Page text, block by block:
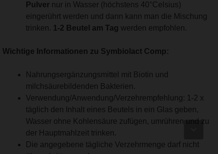
Pulver nur in Wasser (höchstens 40°Celsius)
eingerührt werden und dann kann man die Mischung
trinken. 1-2 Beutel am Tag werden empfohlen.
Wichtige Informationen zu Symbiolact Comp:
Nahrungsergänzungsmittel mit Biotin und
milchsäurebildenden Bakterien.
Verwendung/Anwendung/Verzehrempfehlung: 1-2 x
täglich den Inhalt eines Beutels in ein Glas geben,
Wasser ohne Kohlensäure zufügen, umrühren und zu
der Hauptmahlzeit trinken.
Die angegebene tägliche Verzehrmenge darf nicht